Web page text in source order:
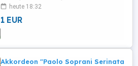
Routine, Notenkenntnisse, selbstbewusst
auftreten viel Spaß an der Musik und Dein
Handwerk beherrschen. Vor allem solltest
heute 18:32
1 EUR
Akkordeon "Paolo Soprani Serinata